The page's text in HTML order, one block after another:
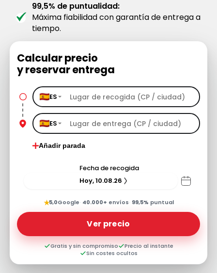
99,5% de puntualidad:
Máxima fiabilidad con garantía de entrega a
tiempo.
Calcular precio
y reservar entrega
ES
ES
Añadir parada
Fecha de recogida
Hoy, 10.08.26
★5,0Google· 40.000+ envíos· 99,5% puntual
Ver precio
Gratis y sin compromiso
Precio al instante
Sin costes ocultos